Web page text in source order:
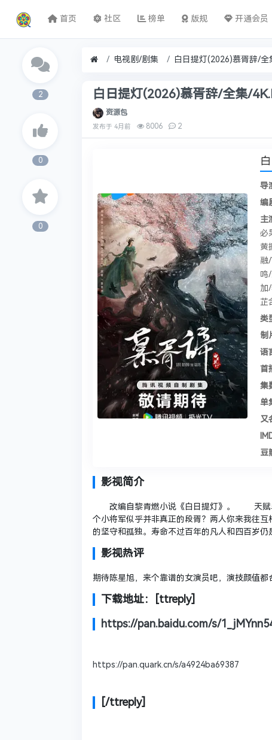
首页 社区 榜单 版规 开通会员
2
0
0
电视剧/剧集
白日提灯(2026)慕胥辞/全集/
资源包
发布于 4月前 8006 2
导
编
主
必
黄
融
鸣
加
芷
类
制
语
首
集
单
又
豆
影视简介
改编自黎青燃小说《白日提灯》。 天赋卓
个小将军似乎并非真正的段胥？两人你来我往
的坚守和孤独。寿命不过百年的凡人和四百岁仍
影视热评
期待陈星旭，来个靠谱的女演员吧，演技颜值都
下载地址：[ttreply]
https://pan.baidu.com/s/
https://pan.quark.cn/s/a4924ba69387
[/ttreply]